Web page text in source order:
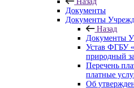
Документы
Документы
Назад
Документы
Устав ФГБУ
природный
Перечень
платные
Об